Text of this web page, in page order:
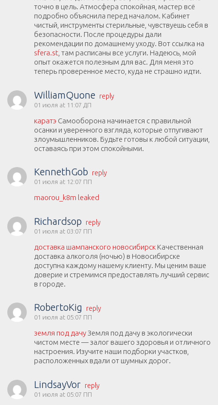
точно в цель. Атмосфера спокойная, мастер всё
подробно объяснила перед началом. Кабинет
чистый, инструменты стерильные, чувствуешь себя в
безопасности. После процедуры дали
рекомендации по домашнему уходу. Вот ссылка на
sfera.st , там расписаны все услуги. Надеюсь, мой
опыт окажется полезным для вас. Для меня это
теперь проверенное место, куда не страшно идти.
WilliamQuone reply
01 июля at 11:07 ДП
каратэ Самооборона начинается с правильной
осанки и уверенного взгляда, которые отпугивают
злоумышленников. Будьте готовы к любой ситуации,
оставаясь при этом спокойными.
KennethGob reply
01 июля at 12:07 ПП
maorou_k8m leaked
Richardsop reply
01 июля at 03:07 ПП
доставка шампанского новосибирск Качественная
доставка алкоголя (ночью) в Новосибирске
доступна каждому нашему клиенту. Мы ценим ваше
доверие и стремимся предоставлять лучший сервис
в городе.
RobertoKig reply
01 июля at 05:07 ПП
земля под дачуЗемля под дачу в экологически
чистом месте — залог вашего здоровья и отличного
настроения. Изучите наши подборки участков,
расположенных вдали от шумных дорог.
LindsayVor reply
01 июля at 05:07 ПП